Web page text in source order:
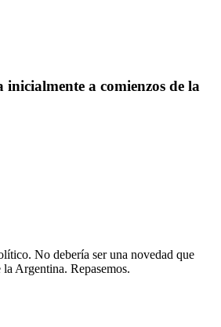
a comienzos de la
No debería ser una novedad que
Argentina. Repasemos.